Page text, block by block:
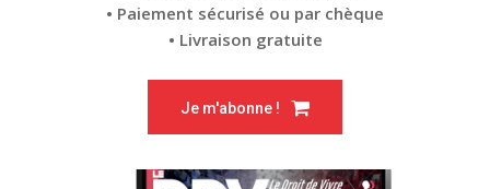
• Paiement sécurisé ou par chèque
• Livraison gratuite
Je m'abonne !